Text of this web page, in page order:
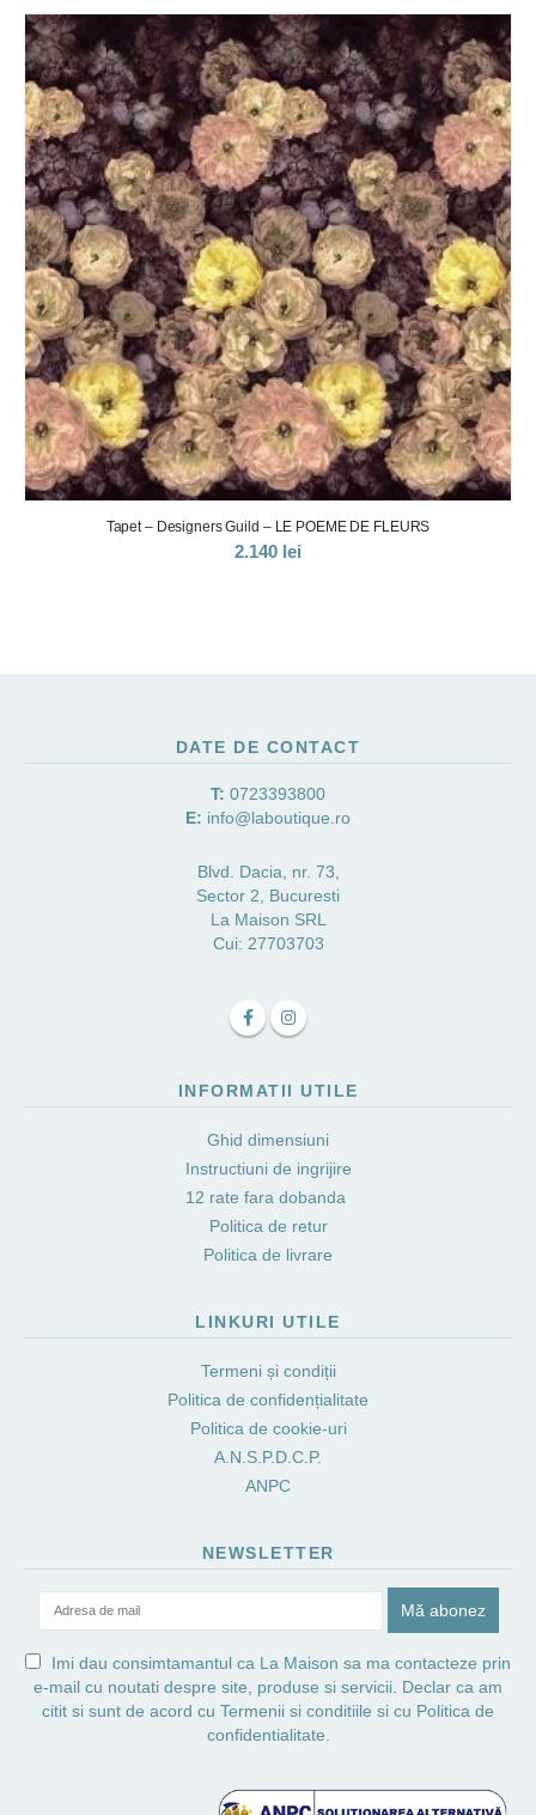
Tapet – Designers Guild – LE POEME DE FLEURS
2.140 lei
DATE DE CONTACT
T: 0723393800
E: info@laboutique.ro
Blvd. Dacia, nr. 73,
Sector 2, Bucuresti
La Maison SRL
Cui: 27703703
INFORMATII UTILE
Ghid dimensiuni
Instructiuni de ingrijire
12 rate fara dobanda
Politica de retur
Politica de livrare
LINKURI UTILE
Termeni și condiții
Politica de confidențialitate
Politica de cookie-uri
A.N.S.P.D.C.P.
ANPC
NEWSLETTER
Imi dau consimtamantul ca La Maison sa ma contacteze prin
e-mail cu noutati despre site, produse si servicii. Declar ca am
citit si sunt de acord cu Termenii si conditiile si cu Politica de
confidentialitate.